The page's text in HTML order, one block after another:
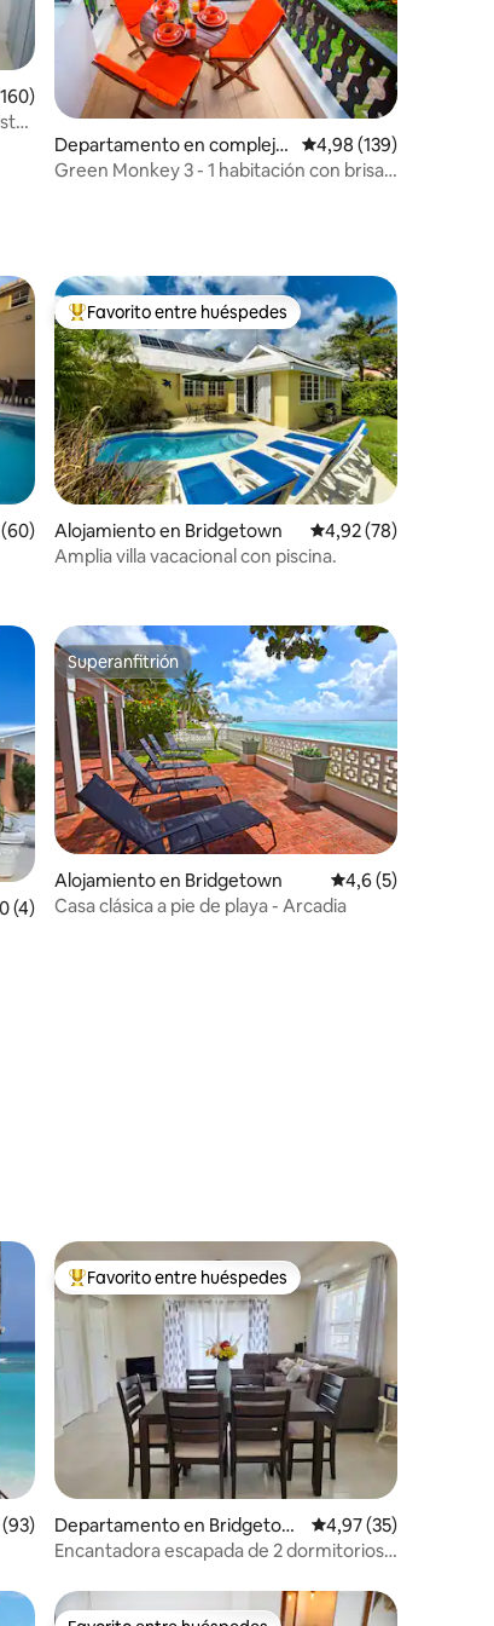
promedio: 4,89 de 5. 160 evaluaciones
Departamento en complejo
residencial en Rockley
Calificación promedio:
4,98 (139)
Green Monkey 3 - 1 habitación con brisa y
promedio: 4,98 de 5. 60 evaluaciones
Favorito entre los huéspedes más destacados
Favorito entre huéspedes
Alojamiento en Bridgetown Calificación
4,92 (78)
Amplia villa vacacional con piscina.
promedio: 5,0 de 5. 4 evaluaciones
(4)
Superanfitrión
Superanfitrión
Alojamiento en Bridgetown Calificación
4,6 (5)
Casa clásica a pie de playa - Arcadia
promedio: 4,92 de 5. 93 evaluaciones
Favorito entre los huéspedes más destacados
Favorito entre huéspedes
Departamento en Bridgetow
n
Calificación
4,97 (35)
Encantadora escapada de 2 dormitorios: